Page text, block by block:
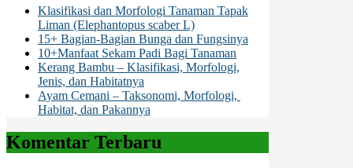
Klasifikasi dan Morfologi Tanaman Tapak
Liman (Elephantopus scaber L)
15+ Bagian-Bagian Bunga dan Fungsinya
10+Manfaat Sekam Padi Bagi Tanaman
Kerang Bambu – Klasifikasi, Morfologi,
Jenis, dan Habitatnya
Ayam Cemani – Taksonomi, Morfologi,
Habitat, dan Pakannya
Komentar Terbaru